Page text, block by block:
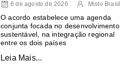
6 de agosto de 2026 Misto Brasil
O acordo estabelece uma agenda
conjunta focada no desenvolvimento
sustentável, na integração regional
entre os dois países
Leia Mais...